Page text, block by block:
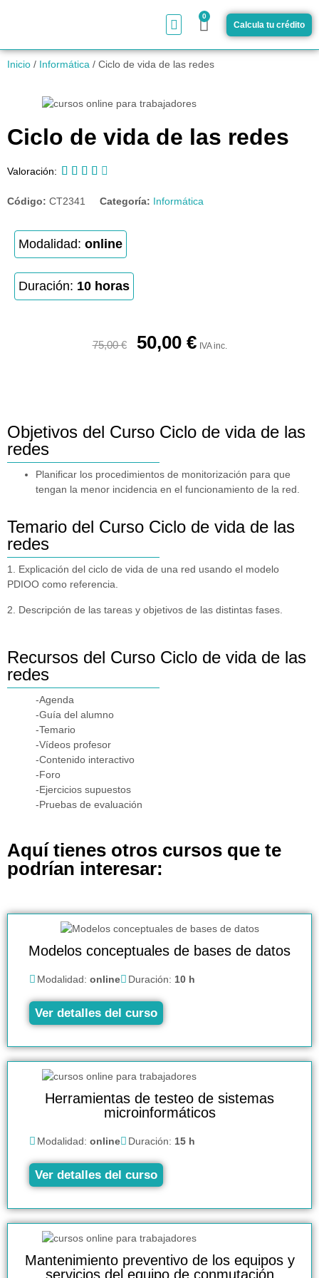
0
Calcula tu crédito
Inicio / Informática / Ciclo de vida de las redes
Ciclo de vida de las redes
Valoración:     
Código: CT2341 Categoría: Informática
Modalidad: online
Duración: 10 horas
75,00€ 50,00 € IVA inc.
Objetivos del Curso Ciclo de vida de las
redes
Planificar los procedimientos de monitorización para que
tengan la menor incidencia en el funcionamiento de la red.
Temario del Curso Ciclo de vida de las
redes
1. Explicación del ciclo de vida de una red usando el modelo
PDIOO como referencia.
2. Descripción de las tareas y objetivos de las distintas fases.
Recursos del Curso Ciclo de vida de las
redes
-Agenda
-Guía del alumno
-Temario
-Vídeos profesor
-Contenido interactivo
-Foro
-Ejercicios supuestos
-Pruebas de evaluación
Aquí tienes otros cursos que te
podrían interesar:
Modelos conceptuales de bases de datos
Modalidad: online Duración: 10 h
Ver detalles del curso
Herramientas de testeo de sistemas
microinformáticos
Modalidad: online Duración: 15 h
Ver detalles del curso
Mantenimiento preventivo de los equipos y
servicios del equipo de conmutación